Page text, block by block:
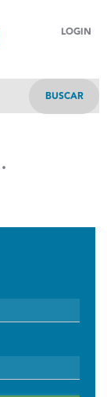
LOGIN
BUSCAR